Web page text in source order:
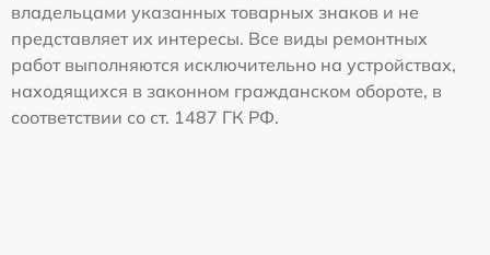
владельцами указанных товарных знаков и не
представляет их интересы. Все виды ремонтных
работ выполняются исключительно на устройствах,
находящихся в законном гражданском обороте, в
соответствии со ст. 1487 ГК РФ.